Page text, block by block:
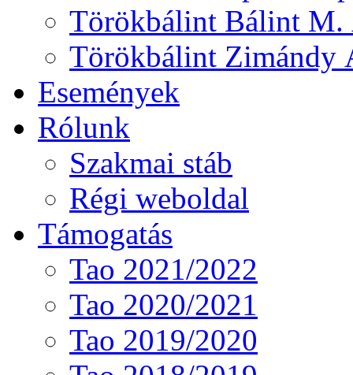
Törökbálint Bálint
Törökbálint Zimándy
Események
Rólunk
Szakmai stáb
Régi weboldal
Támogatás
Tao 2021/2022
Tao 2020/2021
Tao 2019/2020